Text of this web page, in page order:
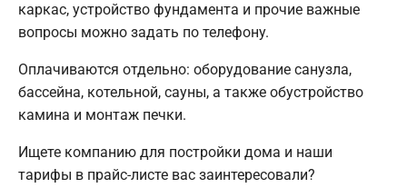
каркас, устройство фундамента и прочие важные
вопросы можно задать по телефону.
Оплачиваются отдельно: оборудование санузла,
бассейна, котельной, сауны, а также обустройство
камина и монтаж печки.
Ищете компанию для постройки дома и наши
тарифы в прайс-листе вас заинтересовали?